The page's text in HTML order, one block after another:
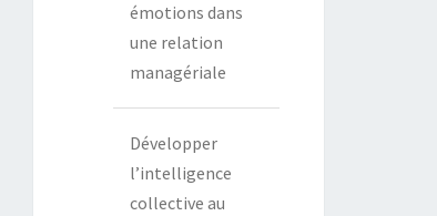
émotions dans
une relation
managériale
Développer
l’intelligence
collective au